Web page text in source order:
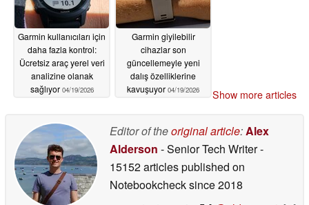
Garmin kullanıcıları için
daha fazla kontrol:
Ücretsiz araç yerel veri
analizine olanak
sağlıyor 04/19/2026
Garmin giyilebilir
cihazlar son
güncellemeyle yeni
dalış özelliklerine
kavuşuyor 04/19/2026 Show more articles
Editor of theoriginal article:Alex
Alderson - Senior Tech Writer-
15152 articles published on
Notebookchecksince 2018